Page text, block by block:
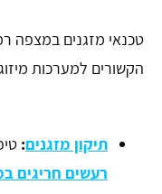
טכנאי מזגנים במצפה
הקשורים למערכות מיזוג
תיקון מזגנים:
רעשים חריגים